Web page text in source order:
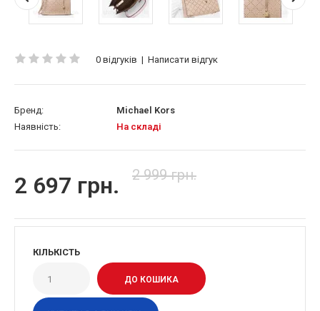
0 відгуків | Написати відгук
Бренд:
Michael Kors
Наявність:
На складі
2 697 грн. 2 999 грн.
КІЛЬКІСТЬ